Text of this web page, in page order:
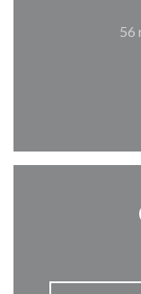
56